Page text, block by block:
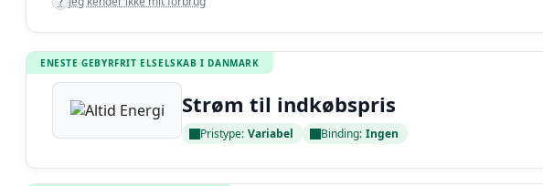
ENESTE GEBYRFRIT ELSELSKAB I DANMARK
Strøm til indkøbspris
Pristype: Variabel Binding: Ingen